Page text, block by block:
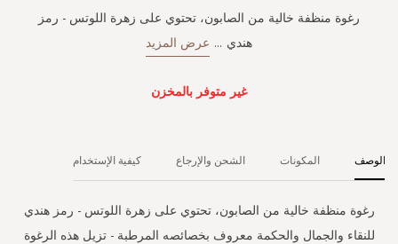
رغوة منظفة خالية من الصابون، تحتوي على زهرة اللوتس - رمز
هندي ... عرض المزيد
غير متوفر بالمخزن
الوصف
رغوة منظفة خالية من الصابون، تحتوي على زهرة اللوتس - رمز هندي
للنقاء والجمال والحكمة معروف بخصائصه المرطبة - تزيل هذه الرغوة
المكونات الشحن والإرجاع كيفية الإستخدام